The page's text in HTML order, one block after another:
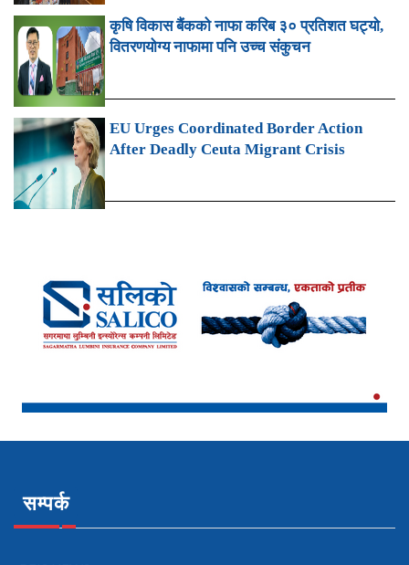
कृषि विकास बैंकको नाफा करिब ३० प्रतिशत घट्यो,
वितरणयोग्य नाफामा पनि उच्च संकुचन
EU Urges Coordinated Border Action
After Deadly Ceuta Migrant Crisis
सम्पर्क